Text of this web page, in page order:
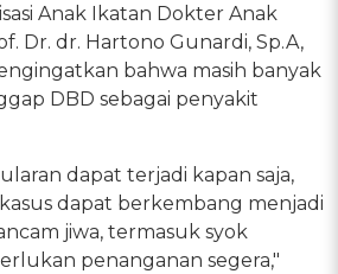
Anak Ikatan Dokter Anak
Dr. dr. Hartono Gunardi, Sp.A,
bahwa masih banyak
DBD sebagai penyakit
dapat terjadi kapan saja,
dapat berkembang menjadi
jiwa, termasuk syok
penanganan segera,"